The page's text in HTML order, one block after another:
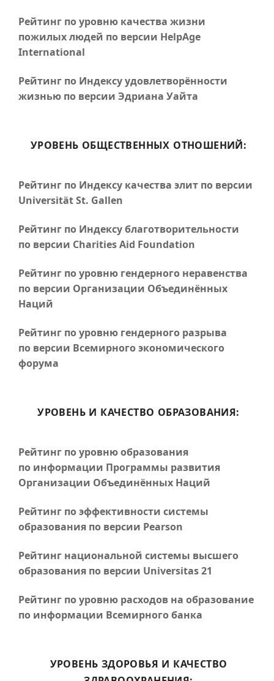
Рейтинг по уровню качества жизни
пожилых людей по версии HelpAge
International
Рейтинг по Индексу удовлетворённости
жизнью по версии Эдриана Уайта
УРОВЕНЬ ОБЩЕСТВЕННЫХ ОТНОШЕНИЙ:
Рейтинг по Индексу качества элит по версии
Universität St. Gallen
Рейтинг по Индексу благотворительности
по версии Charities Aid Foundation
Рейтинг по уровню гендерного неравенства
по версии Организации Объединённых
Наций
Рейтинг по уровню гендерного разрыва
по версии Всемирного экономического
форума
УРОВЕНЬ И КАЧЕСТВО ОБРАЗОВАНИЯ:
Рейтинг по уровню образования
по информации Программы развития
Организации Объединённых Наций
Рейтинг по эффективности системы
образования по версии Pearson
Рейтинг национальной системы высшего
образования по версии Universitas 21
Рейтинг по уровню расходов на образование
по информации Всемирного банка
УРОВЕНЬ ЗДОРОВЬЯ И КАЧЕСТВО